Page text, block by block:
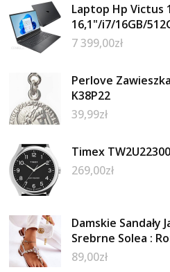
Laptop Hp Victus
16,1"/i7/16GB/
7 399,00zł
Perlove
K38P22
39,99zł
Timex TW2U22300
269,00zł
Damskie Sandały
Srebrne Solea :
89,00zł